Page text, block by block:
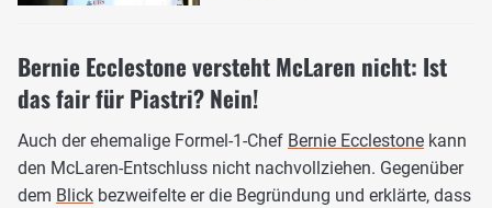
Bernie Ecclestone versteht McLaren nicht: Ist
das fair für Piastri? Nein!
Auch der ehemalige Formel-1-Chef Bernie Ecclestone kann
den McLaren-Entschluss nicht nachvollziehen. Gegenüber
dem Blick bezweifelte er die Begründung und erklärte, dass